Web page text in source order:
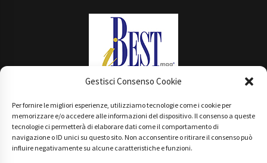
Gestisci Consenso Cookie
Per fornire le migliori esperienze, utilizziamo tecnologie come i cookie per
memorizzare e/o accedere alle informazioni del dispositivo. Il consenso a queste
tecnologie ci permetterà di elaborare dati come il comportamento di
navigazione o ID unici su questo sito. Non acconsentire o ritirare il consenso può
influire negativamente su alcune caratteristiche e funzioni.
Main Partner